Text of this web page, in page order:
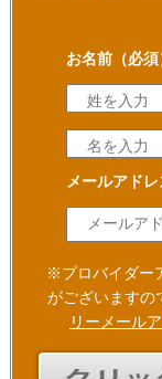
お名前（必須
メールアドレ
※プロバイダー
がございますの
リーメール